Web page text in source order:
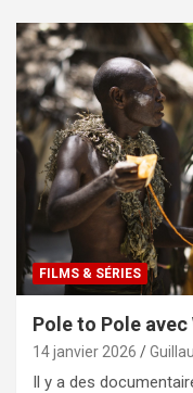
FILMS & SÉRIES
Pole to Pole
14 janvier 2026
Il y a des